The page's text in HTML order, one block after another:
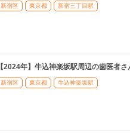
新宿区 東京都 新宿三丁目駅
【2024年】牛込神楽坂駅周辺の歯医者さ
新宿区 東京都 牛込神楽坂駅